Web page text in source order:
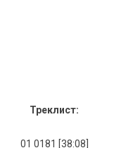
Треклист:
01 0181 [38:08]